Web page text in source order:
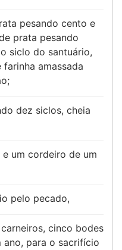
pesando cento e
prata pesando
siclo do santuário,
amassada
dez siclos, cheia
um cordeiro de um
pelo pecado,
cinco bodes
para o sacrifício